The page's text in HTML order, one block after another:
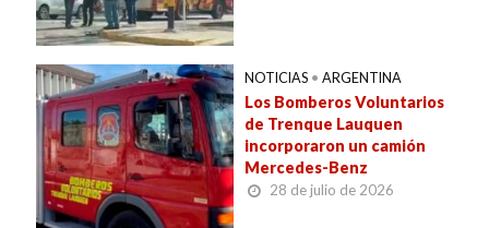
NOTICIAS • ARGENTINA
Los Bomberos Voluntarios
de Trenque Lauquen
incorporaron un camión
Mercedes-Benz
28 de julio de 2026